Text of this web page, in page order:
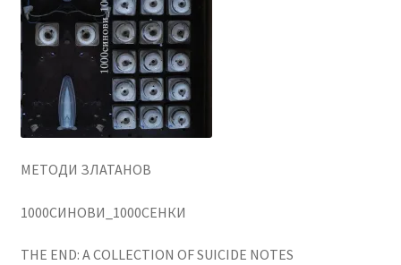
Литературен фестивал
Literary Agency
Корисничка сметка
МЕТОДИ ЗЛАТАНОВ
1000СИНОВИ_1000СЕНКИ
THE END: A COLLECTION OF SUICIDE NOTES